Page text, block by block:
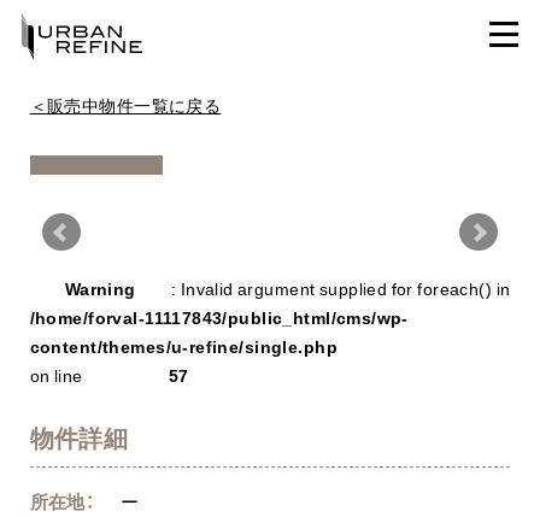
＜販売中物件一覧に戻る
Warning
: Invalid argument supplied for foreach() in
/home/forval-11117843/public_html/cms/wp-
content/themes/u-refine/single.php
on line
57
物件詳細
所在地： ー